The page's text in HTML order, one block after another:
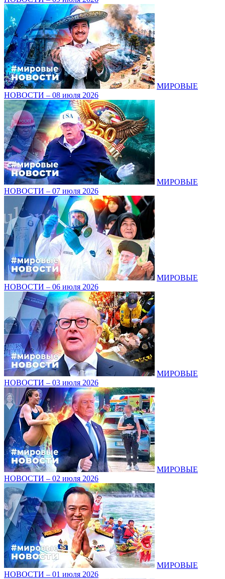
МИРОВЫЕ
НОВОСТИ – 08 июля 2026
МИРОВЫЕ
НОВОСТИ – 07 июля 2026
МИРОВЫЕ
НОВОСТИ – 06 июля 2026
МИРОВЫЕ
НОВОСТИ – 03 июля 2026
МИРОВЫЕ
НОВОСТИ – 02 июля 2026
МИРОВЫЕ
НОВОСТИ – 01 июля 2026